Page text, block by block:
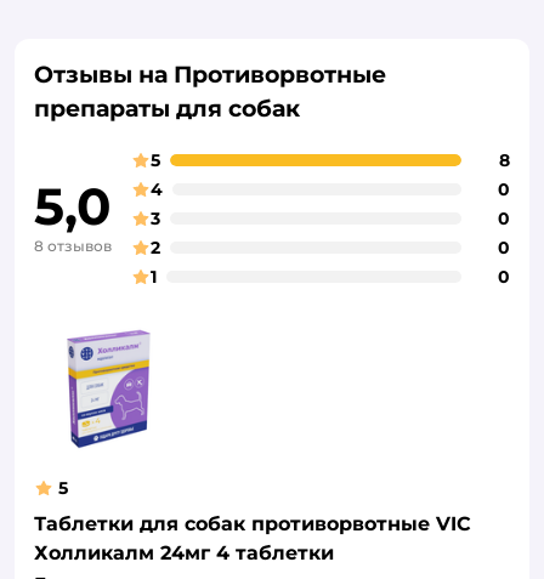
Отзывы на Противорвотные
препараты для собак
5,0
8 отзывов
5
8
4
0
3
0
2
0
1
0
5
Таблетки для собак противорвотные VIC
Холликалм 24мг 4 таблетки